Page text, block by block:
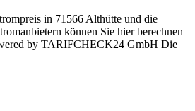
in 71566 Althütte und die
können Sie hier berechnen
by TARIFCHECK24 GmbH Die